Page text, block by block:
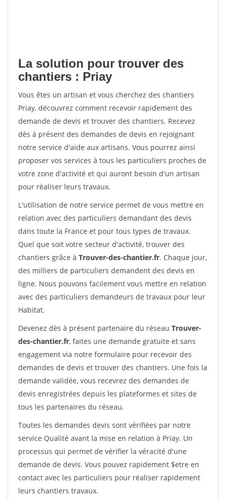
La solution pour trouver des
chantiers : Priay
Vous êtes un artisan et vous cherchez des chantiers
Priay, découvrez comment recevoir rapidement des
demande de devis et trouver des chantiers. Recevez
dès à présent des demandes de devis en rejoignant
notre service d'aide aux artisans. Vous pourrez ainsi
proposer vos services à tous les particuliers proches de
votre zone d'activité et qui auront besoin d'un artisan
pour réaliser leurs travaux.
L'utilisation de notre service permet de vous mettre en
relation avec des particuliers demandant des devis
dans toute la France et pour tous types de travaux.
Quel que soit votre secteur d'activité, trouver des
chantiers grâce à Trouver-des-chantier.fr. Chaque jour,
des milliers de particuliers demandent des devis en
ligne. Nous pouvons facilement vous mettre en relation
avec des particuliers demandeurs de travaux pour leur
Habitat.
Devenez dès à présent partenaire du réseau Trouver-
des-chantier.fr, faites une demande gratuite et sans
engagement via notre formulaire pour recevoir des
demandes de devis et trouver des chantiers. Une fois la
demande validée, vous recevrez des demandes de
devis enregistrées depuis les plateformes et sites de
tous les partenaires du réseau.
Toutes les demandes devis sont vérifiées par notre
service Qualité avant la mise en relation à Priay. Un
processus qui permet de vérifier la véracité d'une
demande de devis. Vous pouvez rapidement $etre en
contact avec les particuliers pour réaliser rapidement
leurs chantiers travaux.